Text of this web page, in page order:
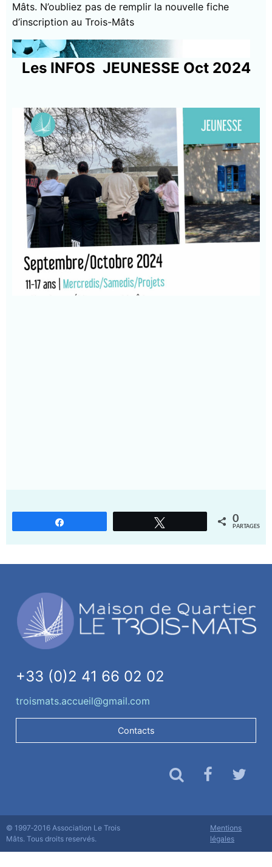
Mâts. N’oubliez pas de remplir la nouvelle fiche
d’inscription au Trois-Mâts
Les INFOS JEUNESSE Oct 2024
0
PARTAGES
+33 (0)2 41 66 02 02
troismats.accueil@gmail.com
Contacts
© 1997‐2016 Association Le Trois
Mâts. Tous droits reservés.
Mentions
légales